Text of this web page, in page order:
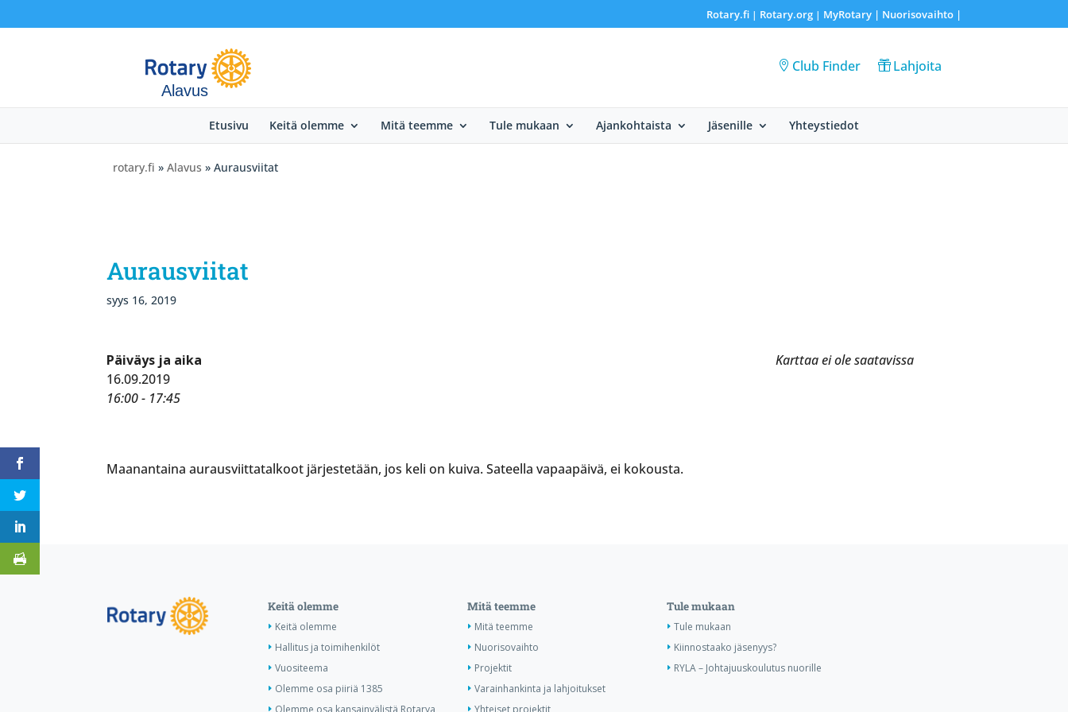
Rotary.fi| Rotary.org| MyRotary | Nuorisovaihto|
Alavus
Club Finder Lahjoita
Etusivu Keitä olemme Mitä teemme Tule mukaan Ajankohtaista Jäsenille Yhteystiedot
rotary.fi » Alavus » Aurausviitat
Aurausviitat
syys 16, 2019
Karttaa ei ole saatavissa
Päiväys ja aika
16.09.2019
16:00 - 17:45
Maanantaina aurausviittatalkoot järjestetään, jos keli on kuiva. Sateella vapaapäivä, ei kokousta.
Keitä olemme
Keitä olemme
Hallitus ja toimihenkilöt
Vuositeema
Olemme osa piiriä 1385
Olemme osa kansainvälistä Rotarya
Mitä teemme
Mitä teemme
Nuorisovaihto
Projektit
Varainhankinta ja lahjoitukset
Yhteiset projektit
Tule mukaan
Tule mukaan
Kiinnostaako jäsenyys?
RYLA – Johtajuuskoulutus nuorille